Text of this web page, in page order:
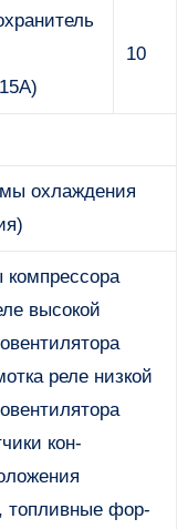
10
охлаждения
высокой
реле низ­кой
кон­
топливные фор­